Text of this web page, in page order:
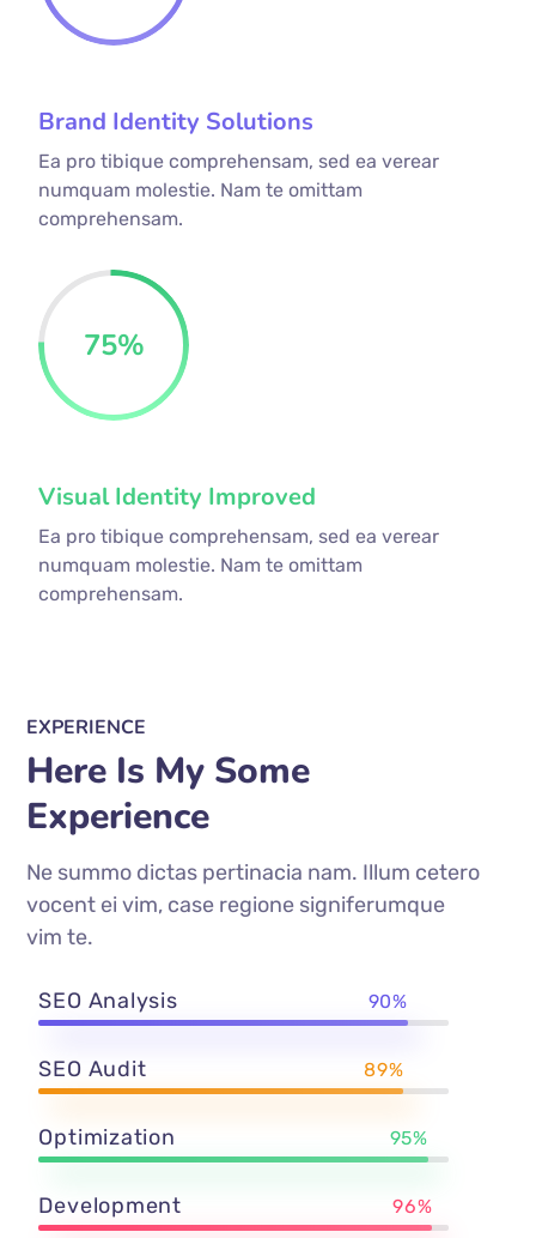
Brand Identity Solutions
Ea pro tibique comprehensam, sed ea verear
numquam molestie. Nam te omittam
comprehensam.
75%
Visual Identity Improved
Ea pro tibique comprehensam, sed ea verear
numquam molestie. Nam te omittam
comprehensam.
EXPERIENCE
Here Is My Some
Experience
Ne summo dictas pertinacia nam. Illum cetero
vocent ei vim, case regione signiferumque
vim te.
SEO Analysis 90%
SEO Audit 89%
Optimization 95%
Development 96%